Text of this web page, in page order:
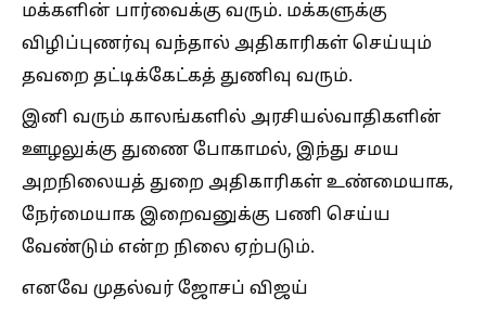
மக்களின் பார்வைக்கு வரும். மக்களுக்கு
விழிப்புணர்வு வந்தால் அதிகாரிகள் செய்யும்
தவறை தட்டிக்கேட்கத் துணிவு வரும்.
இனி வரும் காலங்களில் அரசியல்வாதிகளின்
ஊழலுக்கு துணை போகாமல், இந்து சமய
அறநிலையத் துறை அதிகாரிகள் உண்மையாக,
நேர்மையாக இறைவனுக்கு பணி செய்ய
வேண்டும் என்ற நிலை ஏற்படும்.
எனவே முதல்வர் ஜோசப் விஜய்